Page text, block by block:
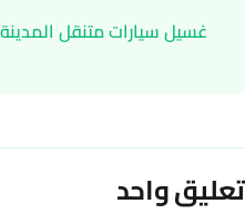
غسيل سيارات متنقل
تعليق واحد